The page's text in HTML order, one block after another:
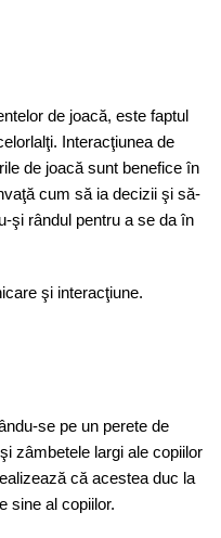
de joacă, este faptul
Interacţiunea de
de joacă sunt benefice în
cum să ia decizii şi să-
şi rândul pentru a se da în
şi interacţiune.
se pe un perete de
zâmbetele largi ale copiilor
că acestea duc la
sine al copiilor.